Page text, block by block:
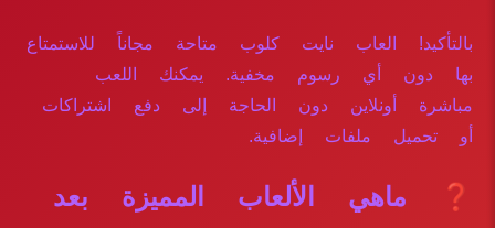
بالتأكيد! العاب نايت كلوب متاحة مجاناً للاستمتاع
بها دون أي رسوم مخفية. يمكنك اللعب
مباشرة أونلاين دون الحاجة إلى دفع اشتراكات
أو تحميل ملفات إضافية.
❓ ماهي الألعاب المميزة بعد